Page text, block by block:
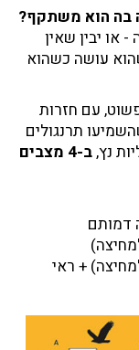
בה הוא משתקף?
או יבין שאין
עושה כשהוא
פשוט, עם חזרות
תרנגולים
נץ,
ב-4 מצבים
דמותם
+ ראי